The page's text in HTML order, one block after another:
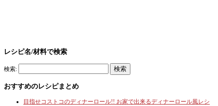
レシピ名/材料で検索
検索:
おすすめのレシピまとめ
目指せコストコのディナーロール!! お家で出来るディナーロール風レシ